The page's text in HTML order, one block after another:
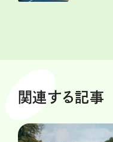
関連する記事